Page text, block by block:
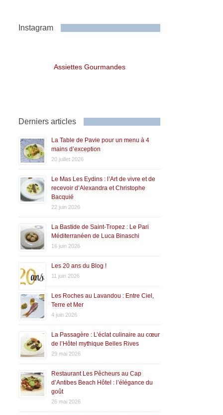
Instagram
Assiettes Gourmandes
Derniers articles
La Table de Pavie pour un menu à 4
mains d’exception
20 juillet 2026
Le Mas Les Eydins : l’Art de vivre et de
recevoir d’Alexandra et Christophe
Bacquié
22 juin 2026
La Bastide de Saint-Tropez : Le Pari
Méditerranéen de Luca Binaschi
16 juin 2026
Les 20 ans du Blog !
11 juin 2026
Les Roches au Lavandou : Entre Ciel,
Terre et Mer
4 juin 2026
La Passagère : L’éclat culinaire au cœur
de l’Hôtel mythique Belles Rives
29 mai 2026
Restaurant Les Pêcheurs au Cap
d’Antibes Beach Hôtel : l’élégance du
goût
26 mai 2026